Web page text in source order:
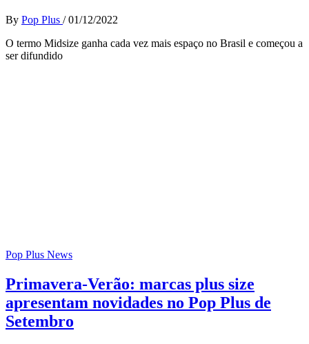
By Pop Plus / 01/12/2022
O termo Midsize ganha cada vez mais espaço no Brasil e começou a
ser difundido
Pop Plus News
Primavera-Verão: marcas plus size
apresentam novidades no Pop Plus de
Setembro